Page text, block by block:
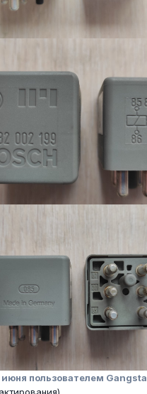
июня пользователем Gangsta